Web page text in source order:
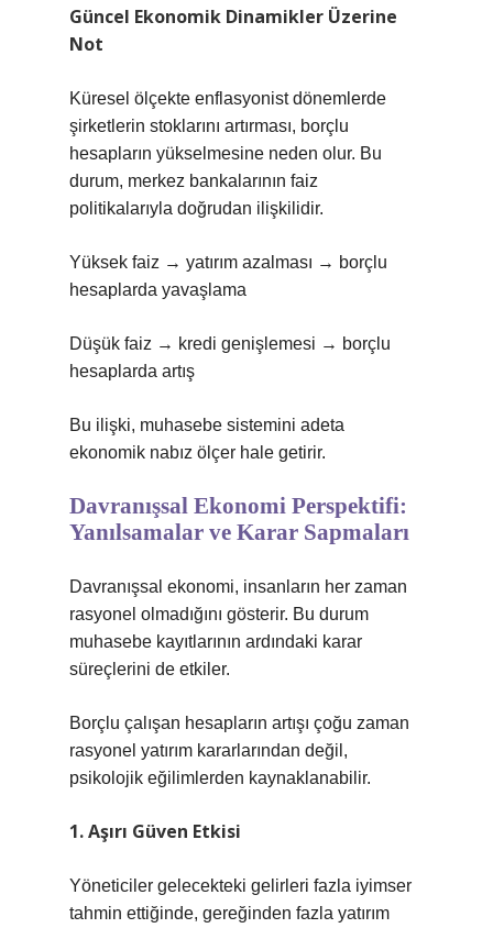
Güncel Ekonomik Dinamikler Üzerine
Not
Küresel ölçekte enflasyonist dönemlerde
şirketlerin stoklarını artırması, borçlu
hesapların yükselmesine neden olur. Bu
durum, merkez bankalarının faiz
politikalarıyla doğrudan ilişkilidir.
Yüksek faiz → yatırım azalması → borçlu
hesaplarda yavaşlama
Düşük faiz → kredi genişlemesi → borçlu
hesaplarda artış
Bu ilişki, muhasebe sistemini adeta
ekonomik nabız ölçer hale getirir.
Davranışsal Ekonomi Perspektifi:
Yanılsamalar ve Karar Sapmaları
Davranışsal ekonomi, insanların her zaman
rasyonel olmadığını gösterir. Bu durum
muhasebe kayıtlarının ardındaki karar
süreçlerini de etkiler.
Borçlu çalışan hesapların artışı çoğu zaman
rasyonel yatırım kararlarından değil,
psikolojik eğilimlerden kaynaklanabilir.
1. Aşırı Güven Etkisi
Yöneticiler gelecekteki gelirleri fazla iyimser
tahmin ettiğinde, gereğinden fazla yatırım